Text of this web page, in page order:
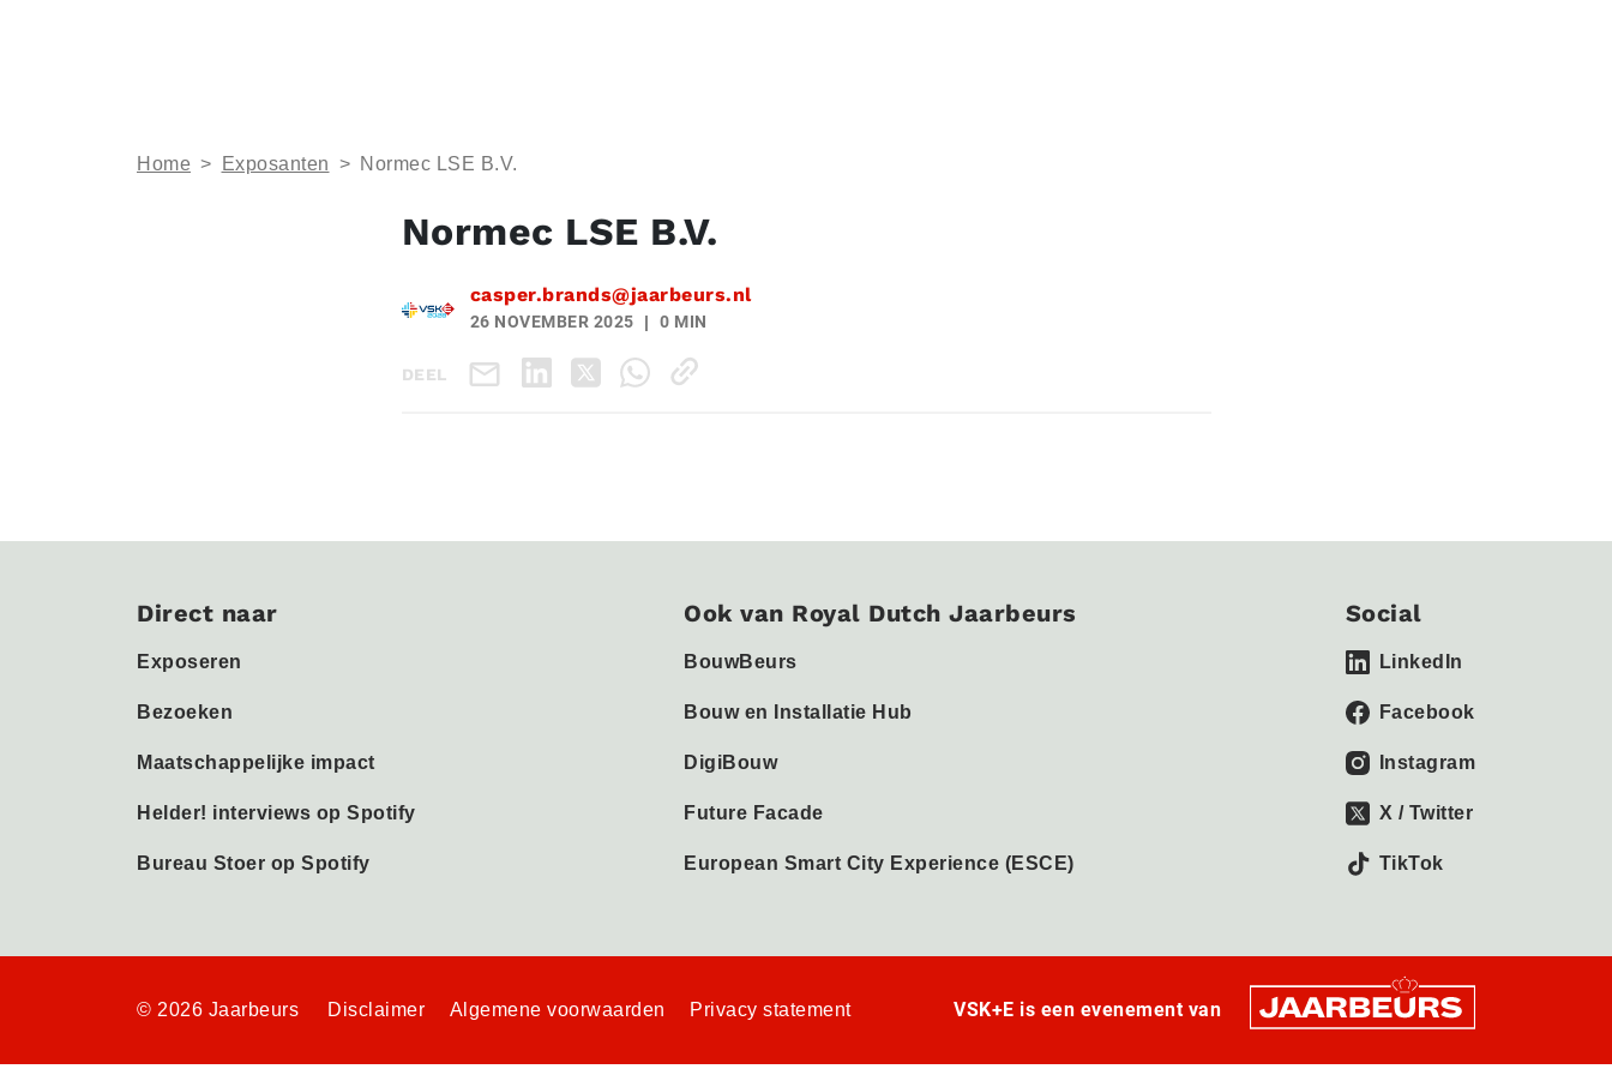
Home > Exposanten > Normec LSE B.V.
Normec LSE B.V.
casper.brands@jaarbeurs.nl
26 NOVEMBER 2025 0 MIN
DEEL
Direct naar
Exposeren
Bezoeken
Maatschappelijke impact
Helder! interviews op Spotify
Bureau Stoer op Spotify
Ook van Royal Dutch Jaarbeurs
BouwBeurs
Bouw en Installatie Hub
DigiBouw
Future Facade
European Smart City Experience (ESCE)
Social
LinkedIn
Facebook
Instagram
X / Twitter
TikTok
© 2026 Jaarbeurs Disclaimer Algemene voorwaarden Privacy statement VSK+E is een evenement van